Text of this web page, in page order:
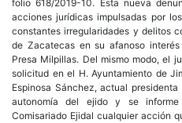
folio 618/2019-10. Esta nueva
acciones jurídicas impulsadas por
constantes irregularidades y delitos
de Zacatecas en su afanoso
Presa Milpillas. Del mismo modo, el
solicitud en el H. Ayuntamiento de
Espinosa Sánchez, actual
autonomía del ejido y se
Comisariado Ejidal cualquier acción